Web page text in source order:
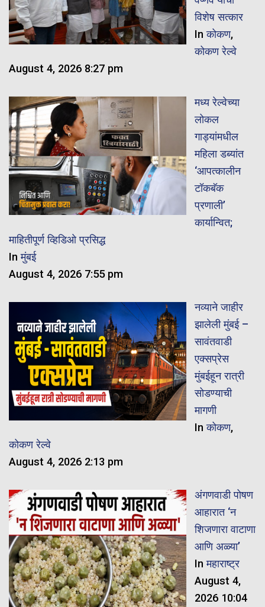
विशेष सत्कार
Inकोकण,
कोकण रेल्वे
August 4, 2026 8:27 pm
मध्य रेल्वेच्या
लोकल
गाड्यांमधील
महिला डब्यांत
‘आपत्कालीन
टॉकबॅक
प्रणाली’
कार्यान्वित;
माहितीपूर्ण व्हिडिओ प्रसिद्ध
Inमुंबई
August 4, 2026 7:55 pm
नव्याने जाहीर
झालेली मुंबई –
सावंतवाडी
एक्सप्रेस
मुंबईहून रात्री
सोडण्याची
मागणी
Inकोकण,
कोकण रेल्वे
August 4, 2026 2:13 pm
अंगणवाडी पोषण
आहारात ‘न
शिजणारा वाटाणा
आणि अळ्या’
Inमहाराष्ट्र
August 4,
2026 10:04